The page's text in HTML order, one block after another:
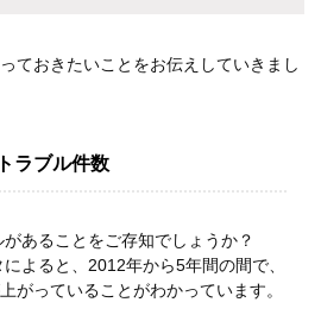
ておきたいことをお伝えしていきまし
ラブル件数
あることをご存知でしょうか？
よると、2012年から5年間の間で、
がっていることがわかっています。